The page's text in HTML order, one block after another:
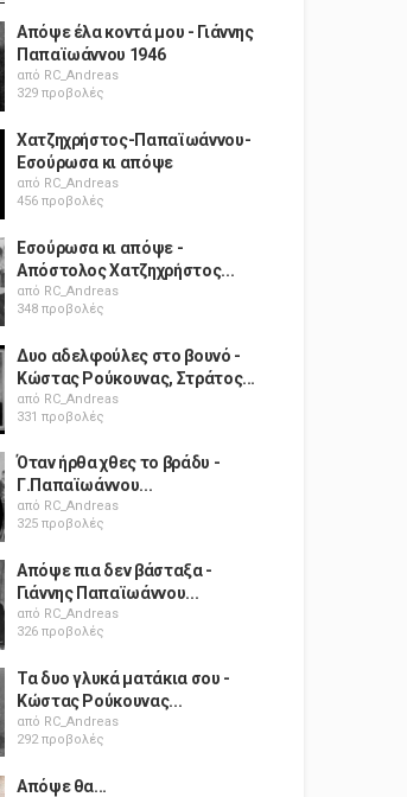
Απόψε έλα κοντά μου - Γιάννης
Παπαϊωάννου 1946
από RC_Andreas
329 προβολές
Χατζηχρήστος-Παπαϊωάννου-
Εσούρωσα κι απόψε
από RC_Andreas
456 προβολές
Εσούρωσα κι απόψε -
Απόστολος Χατζηχρήστος...
από RC_Andreas
348 προβολές
Δυο αδελφούλες στο βουνό -
Κώστας Ρούκουνας, Στράτος...
από RC_Andreas
331 προβολές
Όταν ήρθα χθες το βράδυ -
Γ.Παπαϊωάννου...
από RC_Andreas
325 προβολές
Απόψε πια δεν βάσταξα -
Γιάννης Παπαϊωάννου...
από RC_Andreas
326 προβολές
Τα δυο γλυκά ματάκια σου -
Κώστας Ρούκουνας...
από RC_Andreas
292 προβολές
Απόψε θα...